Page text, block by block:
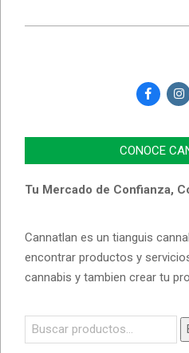
CONOCE
Tu Mercado de Confianza,
Cannatlan es un tianguis
encontrar productos y
cannabis y tambien crear tu
Buscar
por: